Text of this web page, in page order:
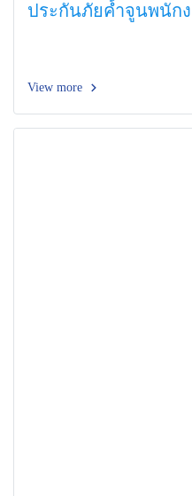
ประกันภัยค้ำจูนพนัก
View more